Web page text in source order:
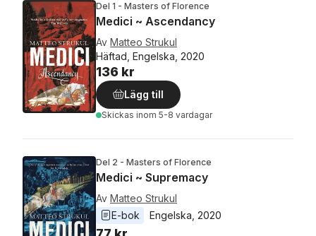
Del 1 - Masters of Florence
Medici ~ Ascendancy
Av Matteo Strukul
Häftad, Engelska, 2020
136 kr
Lägg till
Skickas inom 5-8 vardagar
Del 2 - Masters of Florence
Medici ~ Supremacy
Av Matteo Strukul
E-bok
Engelska 2020